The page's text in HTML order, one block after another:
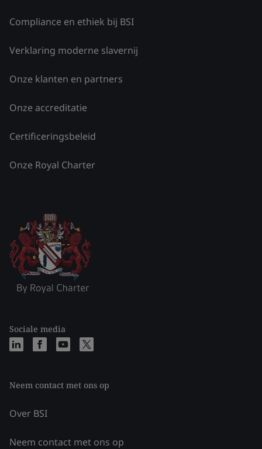
Compliance en ethiek bij BSI
Verklaring moderne slavernij
Onze klanten en partners
Onze accreditatie
Certificeringsbeleid
Onze Royal Charter
Sociale media
Neem contact met ons op
Over BSI
Neem contact met ons op